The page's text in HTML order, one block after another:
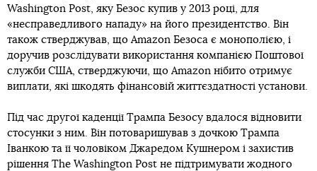
Washington Post, яку Безос купив у 2013 році, для
«несправедливого нападу» на його президентство. Він
також стверджував, що Amazon Безоса є монополією, і
доручив розслідувати використання компанією Поштової
служби США, стверджуючи, що Amazon нібито отримує
виплати, які шкодять фінансовій життєздатності установи.
Під час другої каденції Трампа Безосу вдалося відновити
стосунки з ним. Він потоваришував з дочкою Трампа
Іванкою та її чоловіком Джаредом Кушнером і захистив
рішення The Washington Post не підтримувати жодного